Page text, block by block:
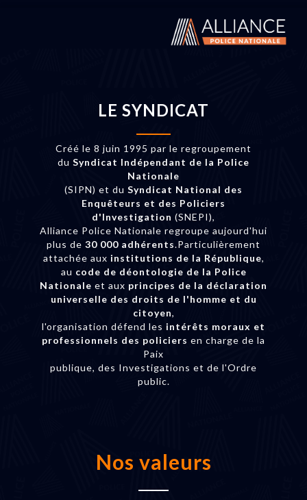
LE SYNDICAT
Créé le 8 juin 1995 par le regroupement
du Syndicat Indépendant de la Police
Nationale
(SIPN) et du Syndicat National des
Enquêteurs et des Policiers
d'Investigation (SNEPI),
Alliance Police Nationale regroupe aujourd'hui
plus de 30 000 adhérents.Particulièrement
attachée aux institutions de la République,
au code de déontologie de la Police
Nationale et aux principes de la déclaration
universelle des droits de l'homme et du
citoyen,
l'organisation défend les intérêts moraux et
professionnels des policiers en charge de la
Paix
publique, des Investigations et de l'Ordre
public.
Nos valeurs